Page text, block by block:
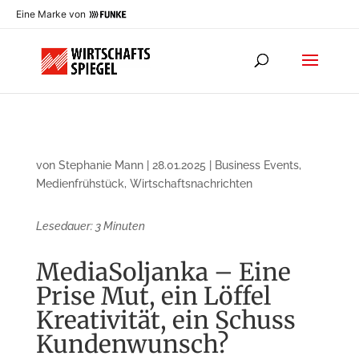
Eine Marke von
von Stephanie Mann| 28.01.2025 Business Events,
Medienfrühstück, Wirtschaftsnachrichten
Lesedauer: 3 Minuten
MediaSoljanka – Eine
Prise Mut, ein Löffel
Kreativität, ein Schuss
Kundenwunsch?